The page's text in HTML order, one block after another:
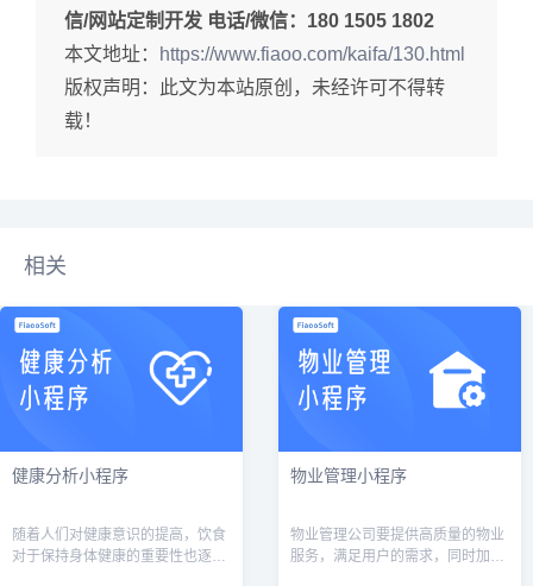
信/网站定制开发 电话/微信：180 1505 1802
本文地址：
https://www.fiaoo.com/kaifa/130.html
版权声明：此文为本站原创，未经许可不得转
载！
相关
健康分析小程序
随着人们对健康意识的提高，饮食
对于保持身体健康的重要性也逐渐
物业管理小程序
物业管理公司要提供高质量的物业
服务，满足用户的需求，同时加强